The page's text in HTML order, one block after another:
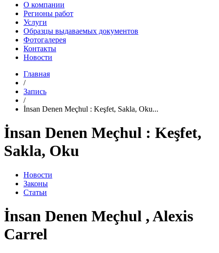
О компании
Регионы работ
Услуги
Образцы выдаваемых документов
Фотогалерея
Контакты
Новости
Главная
/
Запись
/
İnsan Denen Meçhul : Keşfet, Sakla, Oku...
İnsan Denen Meçhul : Keşfet,
Sakla, Oku
Новости
Законы
Статьи
İnsan Denen Meçhul , Alexis
Carrel